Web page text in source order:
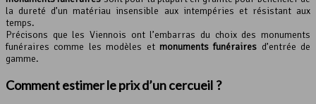
la dureté d’un matériau insensible aux intempéries et résistant aux
temps.
Précisons que les Viennois ont l’embarras du choix des monuments
funéraires comme les modèles et monuments funéraires d’entrée de
gamme.
Comment estimer le prix d’un cercueil ?